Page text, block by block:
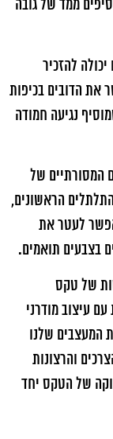
ממד של גובה
להזכיר
את הדובים בכיפות
נגיעה חמודה
המסורתיים של
הראשונים,
אפשר לעטר את
בצבעים תואמים.
של טקס
עיצוב מודרני
המעצבים שלנו
והרצונות
של הטקס יחד